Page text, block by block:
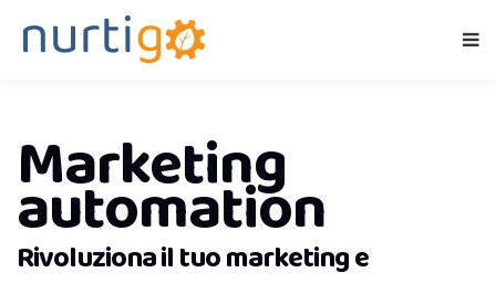
Marketing
automation
Rivoluziona il tuo marketing e